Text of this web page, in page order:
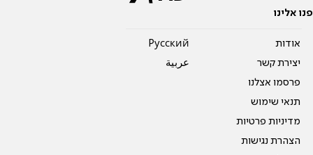
פנו אלינו
אודות
יצירת קשר
פרסמו אצלנו
תנאי שימוש
מדיניות פרטיות
הצהרת נגישות
Pусский
عربية